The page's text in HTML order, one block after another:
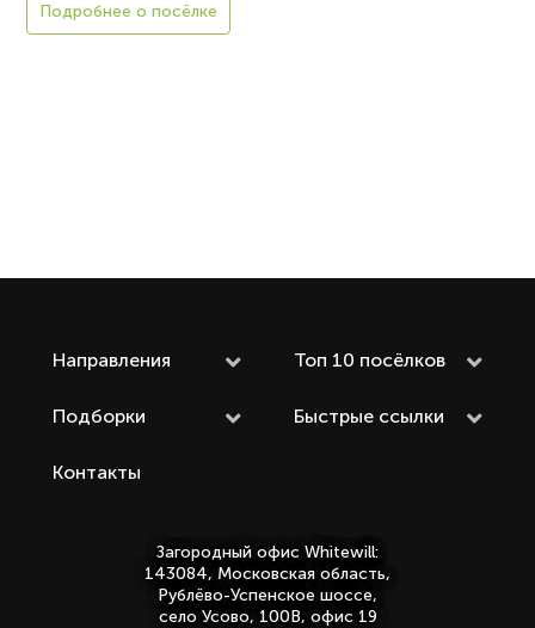
Подробнее о посёлке
Направления Топ 10 посёлков
Подборки Быстрые ссылки
Контакты
Загородный офис Whitewill:
143084, Московская область,
Рублёво-Успенское шоссе,
село Усово, 100В, офис 19